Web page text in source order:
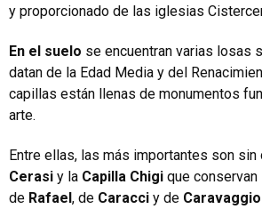
y proporcionado de las iglesias
En el suelo se encuentran varias losas
datan de la Edad Media y del
capillas están llenas de monumentos
arte.
Entre ellas, las más importantes son sin
Cerasi y la Capilla Chigi que
de Rafael , de Caracci y de